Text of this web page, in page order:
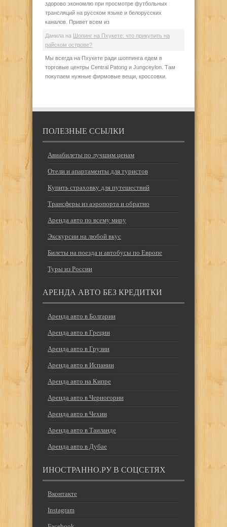
здорово экономлю при просмотре футбольных
трансляций на русском языке и белорусских
каналов. Привет всем из
Данила на Шопинг на Пхукете: что прикупить на
райском острове?
Мы всегда на Пхукете ради шоппинга едем в
торговые центры Central Patong и Jungceylon. Там
покупаем нужные фирмовые вещи, кроссовки.
ПОЛЕЗНЫЕ ССЫЛКИ
Авиабилеты по лучшим ценам
Отели и апартаменты для туристов
Купить страховку для путешествий
Трансферы из аэропорта и обратно
Аренда авто по всему миру
Экскурсии на любой вкус
Билеты на поезда и автобусы по Европе
Туры из России
АРЕНДА АВТО БЕЗ КРЕДИТКИ
Аренда авто в Болгарии
Аренда авто в Греции
Аренда авто в Грузии
Аренда авто в Испании
Аренда авто на Кипре
Аренда авто в Черногории
Аренда авто в Чехии
Аренда авто в Таиланде
Аренда авто в Дубае
ИНОСТРАННО.РУ В СОЦСЕТЯХ
Вконтакте
Instagram